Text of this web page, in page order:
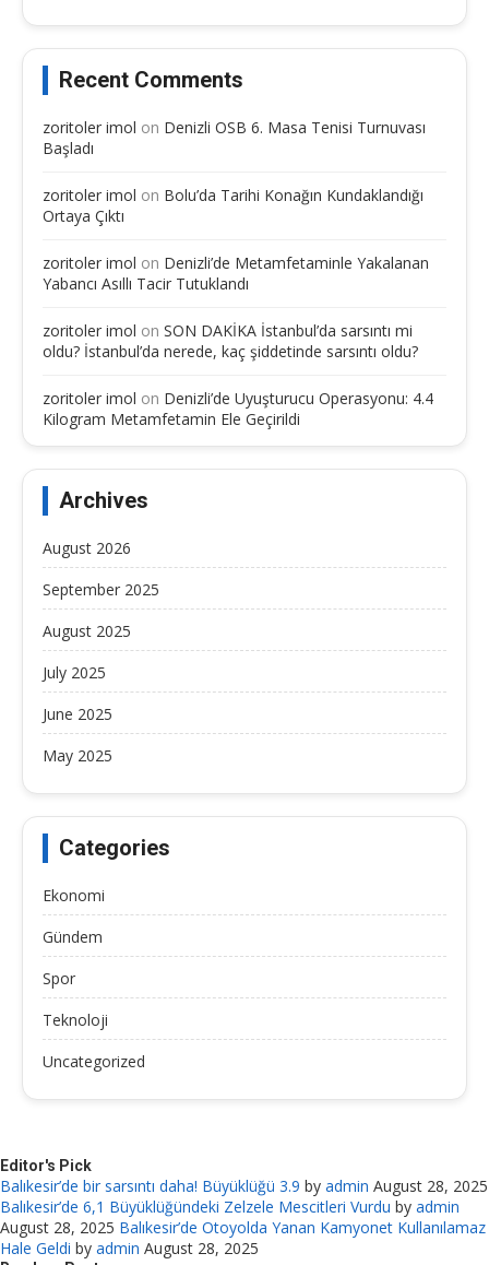
Recent Comments
zoritoler imol on Denizli OSB 6. Masa Tenisi Turnuvası
Başladı
zoritoler imol on Bolu’da Tarihi Konağın Kundaklandığı
Ortaya Çıktı
zoritoler imol on Denizli’de Metamfetaminle Yakalanan
Yabancı Asıllı Tacir Tutuklandı
zoritoler imol on SON DAKİKA İstanbul’da sarsıntı mi
oldu? İstanbul’da nerede, kaç şiddetinde sarsıntı oldu?
zoritoler imol on Denizli’de Uyuşturucu Operasyonu: 4.4
Kilogram Metamfetamin Ele Geçirildi
Archives
August 2026
September 2025
August 2025
July 2025
June 2025
May 2025
Categories
Ekonomi
Gündem
Spor
Teknoloji
Uncategorized
Editor's Pick
Balıkesir’de bir sarsıntı daha! Büyüklüğü 3.9 by admin August 28, 2025
Balıkesir’de 6,1 Büyüklüğündeki Zelzele Mescitleri Vurdu by admin
August 28, 2025 Balıkesir’de Otoyolda Yanan Kamyonet Kullanılamaz
Hale Geldi by admin August 28, 2025